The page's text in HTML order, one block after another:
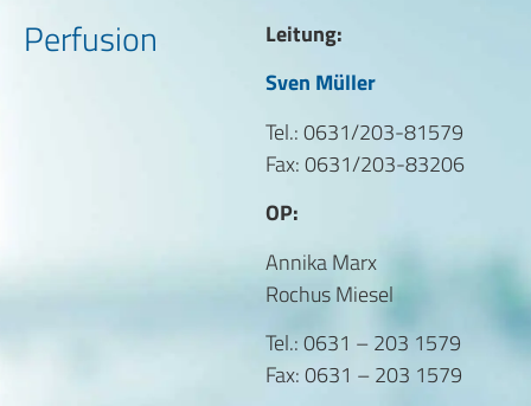
Perfusion
Leitung:
Sven Müller
Tel.: 0631/203-81579
Fax: 0631/203-83206
OP:
Annika Marx
Rochus Miesel
Tel.: 0631 – 203 1579
Fax: 0631 – 203 1579